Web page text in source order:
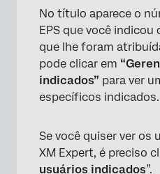
No título aparece o
EPS que você
que lhe foram
pode clicar em
indicados” para ver
específicos indicados.
Se você quiser ver os
XM Expert, é preciso
usuários indicados”.